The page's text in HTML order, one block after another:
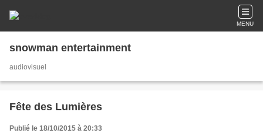
MENU
snowman entertainment
audiovisuel
Fête des Lumières
Publié le 18/10/2015 à 20:33